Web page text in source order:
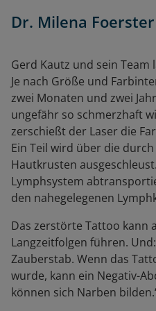
Dr. Milena Foerster
Gerd Kautz und sein Team
Je nach Größe und
zwei Monaten und zwei
ungefähr so schmerzhaft
zerschießt der Laser die
Ein Teil wird über die
Hautkrusten
Lymphsystem
den nahegelegenen
Das zerstörte Tattoo kann
Langzeitfolgen führen.
Zauberstab. Wenn das
wurde, kann ein Negativ-
können sich Narben